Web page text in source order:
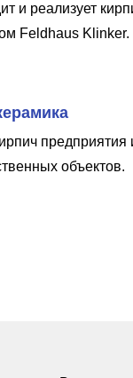
и реализует
Feldhaus Klinker.
объектов.